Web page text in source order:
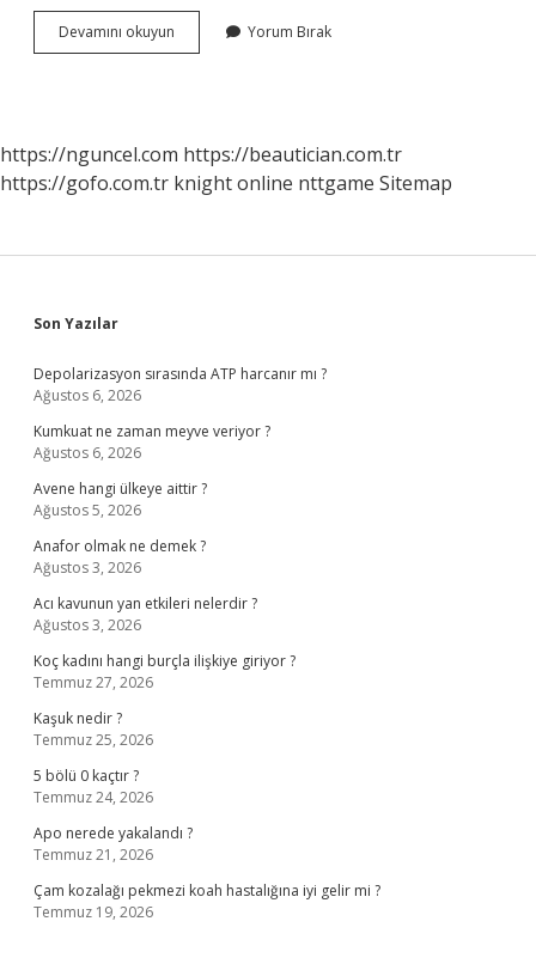
Devamını okuyun
Halka
Yorum Bırak
https://nguncel.com https://beautician.com.tr
https://gofo.com.tr knight online nttgame Sitemap
Sidebar
Son Yazılar
Depolarizasyon sırasında ATP harcanır mı ?
Ağustos 6, 2026
Kumkuat ne zaman meyve veriyor ?
Ağustos 6, 2026
Avene hangi ülkeye aittir ?
Ağustos 5, 2026
Anafor olmak ne demek ?
Ağustos 3, 2026
Acı kavunun yan etkileri nelerdir ?
Ağustos 3, 2026
Koç kadını hangi burçla ilişkiye giriyor ?
Temmuz 27, 2026
Kaşuk nedir ?
Temmuz 25, 2026
5 bölü 0 kaçtır ?
Temmuz 24, 2026
Apo nerede yakalandı ?
Temmuz 21, 2026
Çam kozalağı pekmezi koah hastalığına iyi gelir mi ?
Temmuz 19, 2026